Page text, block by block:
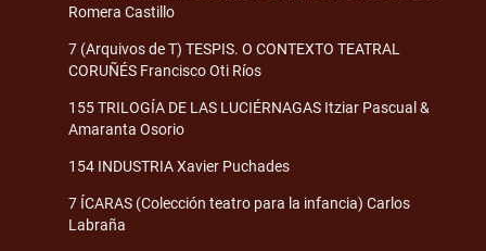
Romera Castillo
7 (Arquivos de T) TESPIS. O CONTEXTO TEATRAL
CORUÑÉS Francisco Oti Ríos
155 TRILOGÍA DE LAS LUCIÉRNAGAS Itziar Pascual &
Amaranta Osorio
154 INDUSTRIA Xavier Puchades
7 ÍCARAS (Colección teatro para la infancia) Carlos
Labraña